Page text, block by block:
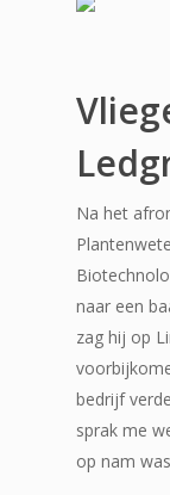
Na het
naar een
zag hij op
bedrijf
sprak me
op nam